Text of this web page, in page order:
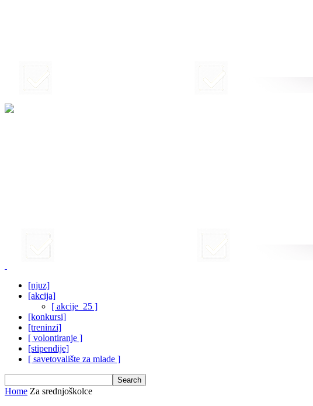
[njuz]
[akcija]
[ akcije_25 ]
[konkursi]
[treninzi]
[ volontiranje ]
[stipendije]
[ savetovalište za mlade ]
Home Za srednjoškolce